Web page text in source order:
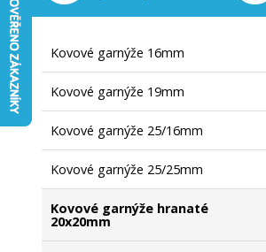
Kovové garnýže 16mm
Kovové garnýže 19mm
Kovové garnýže 25/16mm
Kovové garnýže 25/25mm
Kovové garnýže hranaté
20x20mm